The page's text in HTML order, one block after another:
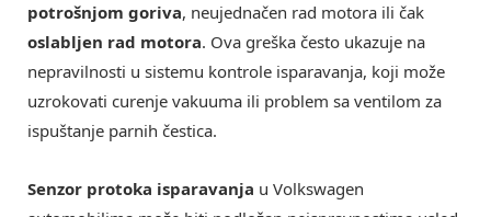
potrošnjom goriva, neujednačen rad motora ili čak
oslabljen rad motora. Ova greška često ukazuje na
nepravilnosti u sistemu kontrole isparavanja, koji može
uzrokovati curenje vakuuma ili problem sa ventilom za
ispuštanje parnih čestica.
Senzor protoka isparavanja u Volkswagen